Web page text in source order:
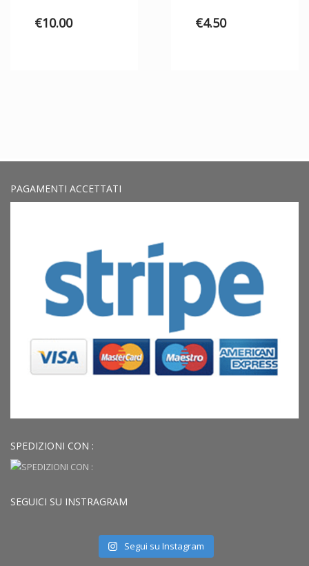
€10.00 €4.50
PAGAMENTI ACCETTATI
SPEDIZIONI CON :
SEGUICI SU INSTRAGRAM
Segui su Instagram